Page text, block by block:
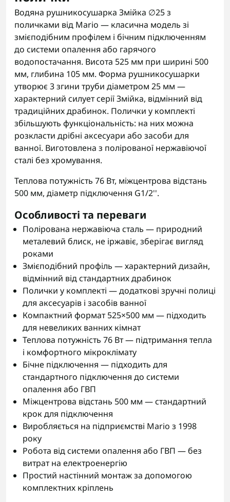
Водяна рушникосушарка Змійка ∅25 з
поличками від Mario — класична модель зі
змієподібним профілем і бічним підключенням
до системи опалення або гарячого
водопостачання. Висота 525 мм при ширині 500
мм, глибина 105 мм. Форма рушникосушарки
утворює 3 згини труби діаметром 25 мм —
характерний силует серії Змійка, відмінний від
традиційних драбинок. Полички у комплекті
збільшують функціональність: на них можна
розкласти дрібні аксесуари або засоби для
ванної. Виготовлена з полірованої нержавіючої
сталі без хромування.
Теплова потужність 76 Вт, міжцентрова відстань
500 мм, діаметр підключення G1/2''.
Особливості та переваги
Полірована нержавіюча сталь — природний
металевий блиск, не іржавіє, зберігає вигляд
роками
Змієподібний профіль — характерний дизайн,
відмінний від стандартних драбинок
Полички у комплекті — додаткові зручні полиці
для аксесуарів і засобів ванної
Компактний формат 525×500 мм — підходить
для невеликих ванних кімнат
Теплова потужність 76 Вт — підтримання тепла
і комфортного мікроклімату
Бічне підключення — підходить для
стандартного підключення до системи
опалення або ГВП
Міжцентрова відстань 500 мм — стандартний
крок для підключення
Виробляється на підприємстві Mario з 1998
року
Робота від системи опалення або ГВП — без
витрат на електроенергію
Простий настінний монтаж за допомогою
комплектних кріплень